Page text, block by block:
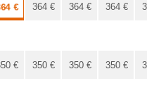
€ 364 € 364 € 364 €
€ 350 € 350 € 350 €